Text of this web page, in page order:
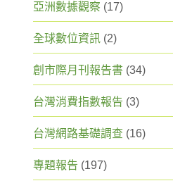
亞洲數據觀察 (17)
全球數位資訊 (2)
創市際月刊報告書 (34)
台灣消費指數報告 (3)
台灣網路基礎調查 (16)
專題報告 (197)